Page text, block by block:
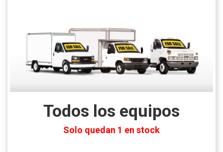
Todos los equipos
Solo quedan 1 en stock